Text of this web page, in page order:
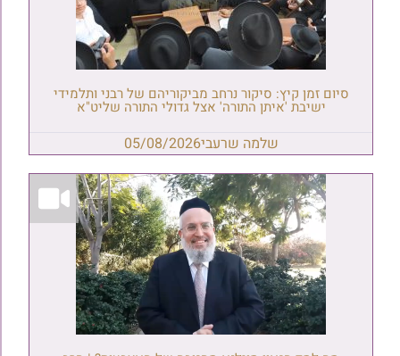
סיום זמן קיץ: סיקור נרחב מביקוריהם של רבני ותלמידי
ישיבת 'איתן התורה' אצל גדולי התורה שליט"א
שלמה שרעבי05/08/2026